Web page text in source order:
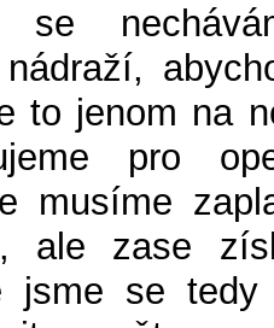
se
nádraží,
to jenom na
pro
musíme
ale zase
jsme se